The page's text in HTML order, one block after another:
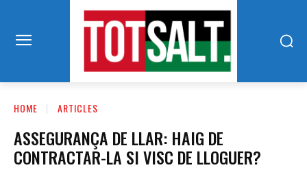
HOME ARTICLES
ASSEGURANÇA DE LLAR: HAIG DE
CONTRACTAR-LA SI VISC DE LLOGUER?